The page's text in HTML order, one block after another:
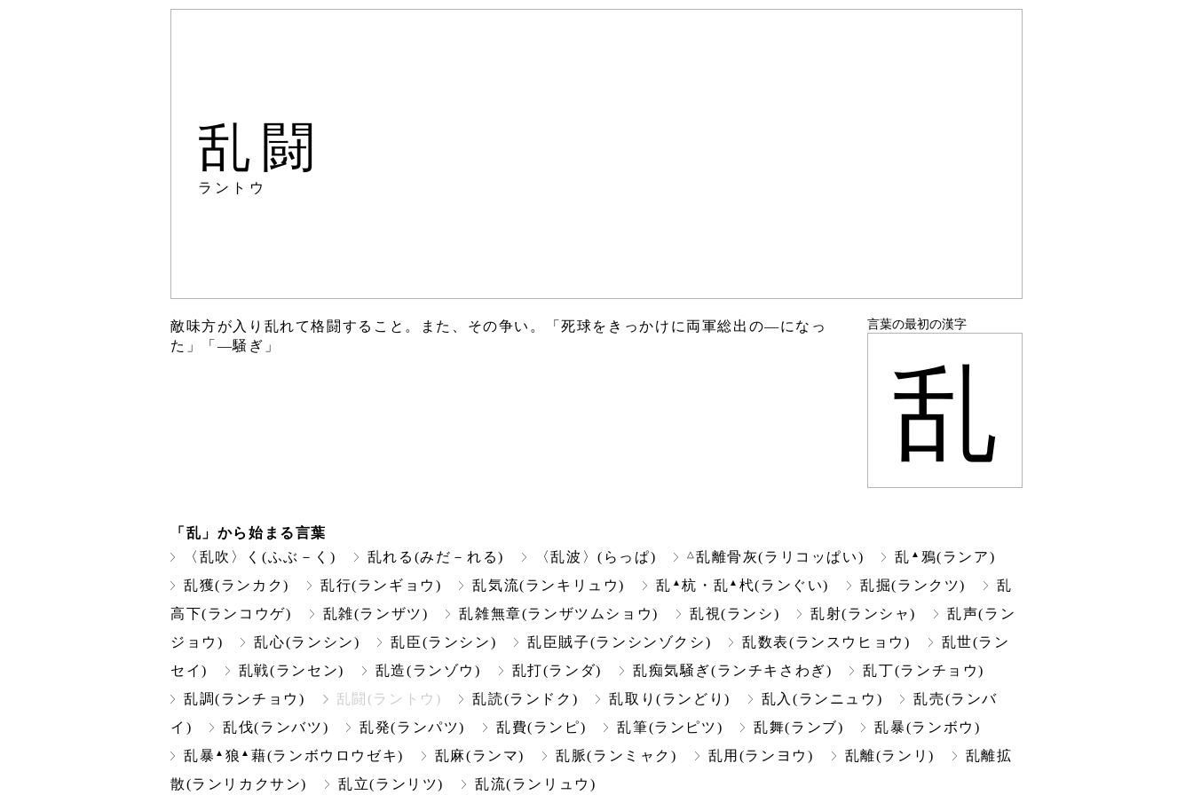
乱闘
ラントウ
敵味方が入り乱れて格闘すること。また、その争い。「死球をきっかけに両軍総出の―になっ
た」「―騒ぎ」
言葉の最初の漢字
乱
「乱」から始まる言葉
〈乱吹〉く(ふぶ－く)
乱れる(みだ－れる) 〈乱波〉(らっぱ) △ 乱離骨灰(ラリコッぱい) 乱 ▲ 鴉(ランア)
乱獲(ランカク)
乱行(ランギョウ) 乱気流(ランキリュウ) 乱 ▲杭・乱 ▲ 杙(ランぐい) 乱掘(ランクツ)
乱
高下(ランコウゲ)
乱雑(ランザツ) 乱雑無章(ランザツムショウ) 乱視(ランシ) 乱射(ランシャ)
乱声(ラン
ジョウ)
乱心(ランシン) 乱臣(ランシン) 乱臣賊子(ランシンゾクシ) 乱数表(ランスウヒョウ)
乱世(ラン
セイ)
乱戦(ランセン) 乱造(ランゾウ) 乱打(ランダ) 乱痴気騒ぎ(ランチキさわぎ)
乱丁(ランチョウ)
乱調(ランチョウ)
乱闘(ラントウ) 乱読(ランドク) 乱取り(ランどり) 乱入(ランニュウ)
乱売(ランバ
イ)
乱伐(ランバツ) 乱発(ランパツ) 乱費(ランピ) 乱筆(ランピツ) 乱舞(ランブ)
乱暴(ランボウ)
乱暴 ▲ 狼 ▲藉(ランボウロウゼキ) 乱麻(ランマ) 乱脈(ランミャク) 乱用(ランヨウ) 乱離(ランリ)
乱離拡
散(ランリカクサン)
乱立(ランリツ) 乱流(ランリュウ)